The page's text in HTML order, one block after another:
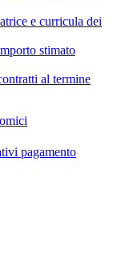
e curricula dei
stimato
al termine
pagamento